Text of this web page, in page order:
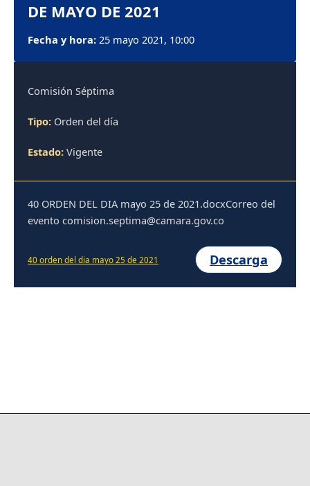
DE MAYO DE 2021
Fecha y hora: 25 mayo 2021, 10:00
Comisión Séptima
Tipo: Orden del día
Estado: Vigente
40 ORDEN DEL DIA mayo 25 de 2021.docxCorreo del
evento comision.septima@camara.gov.co
40 orden del dia mayo 25 de 2021 Descarga